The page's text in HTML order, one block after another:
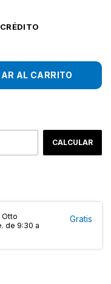
CALCULAR
Otto
de 9:30 a
Gratis